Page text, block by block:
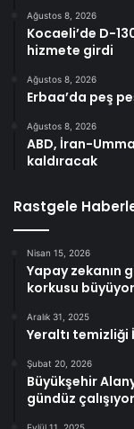
Ağustos 8, 2026
Kocaeli’de D-
hizmete girdi
Ağustos 8, 2026
Erbaa’da peş
Ağustos 8, 2026
ABD, İran-
kaldıracak
Rastgele
Nisan 15, 2026
Yapay zekanın
korkusu büyüyor
Aralık 31, 2025
Yeraltı temizliği
Şubat 20, 2026
Büyükşehir
gündüz çalışıyor